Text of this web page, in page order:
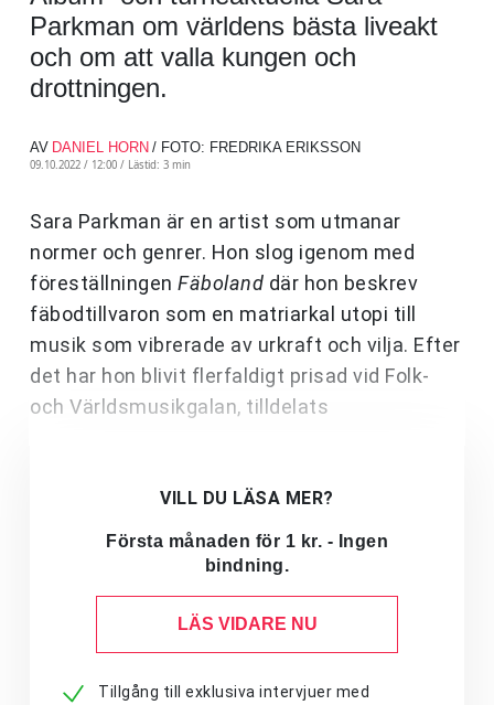
Parkman om världens bästa liveakt
och om att valla kungen och
drottningen.
AV DANIEL HORN / FOTO: FREDRIKA ERIKSSON
09.10.2022 / 12:00 / Lästid: 3 min
Sara Parkman är en artist som utmanar
normer och genrer. Hon slog igenom med
föreställningen Fäboland där hon beskrev
fäbodtillvaron som en matriarkal utopi till
musik som vibrerade av urkraft och vilja. Efter
det har hon blivit flerfaldigt prisad vid Folk-
och Världsmusikgalan, tilldelats
VILL DU LÄSA MER?
Första månaden för 1 kr. - Ingen
bindning.
LÄS VIDARE NU
Tillgång till exklusiva intervjuer med